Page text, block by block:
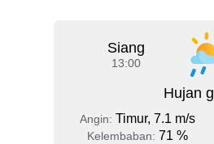
Siang
13:00
Hujan
Angin: Timur, 7.1 m/s
Kelembaban: 71 %